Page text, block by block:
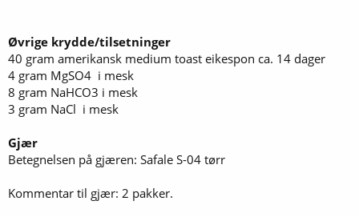
Øvrige krydde/tilsetninger
40 gram amerikansk medium toast eikespon ca. 14 dager
4 gram MgSO4 i mesk
8 gram NaHCO3 i mesk
3 gram NaCl i mesk
Gjær
Betegnelsen på gjæren: Safale S-04 tørr
Kommentar til gjær: 2 pakker.